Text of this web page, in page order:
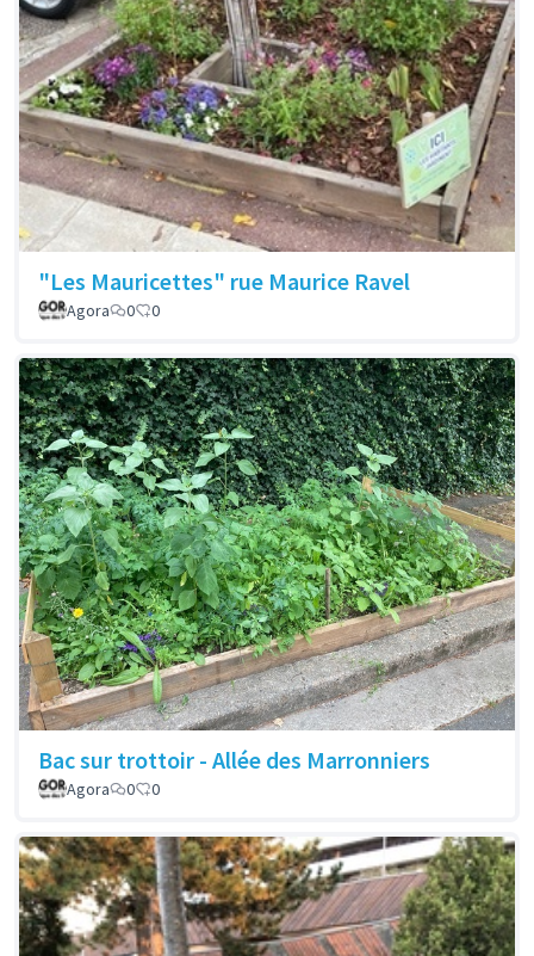
"Les Mauricettes" rue Maurice Ravel
Agora 0 0
Bac sur trottoir - Allée des Marronniers
Agora 0 0